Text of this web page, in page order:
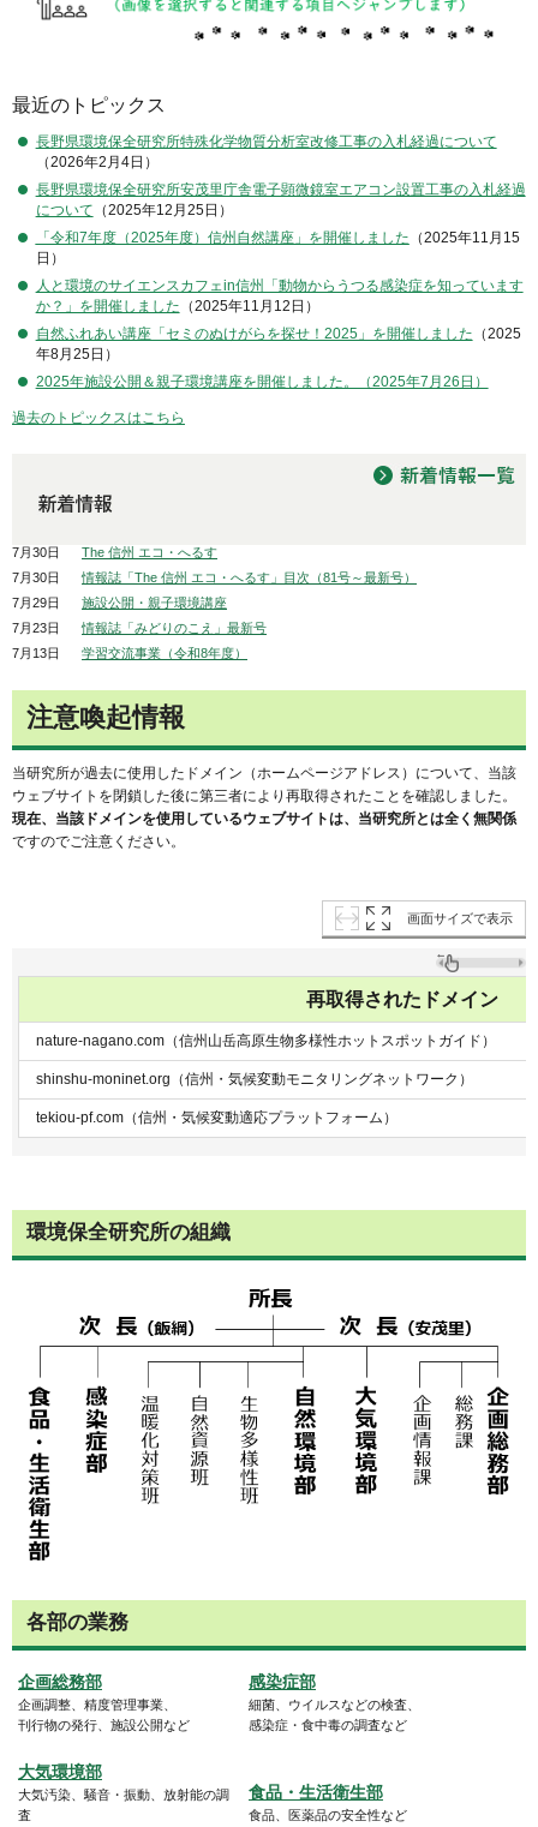
最近のトピックス
長野県環境保全研究所特殊化学物質分析室改修工事の入札経過について
（2026年2月4日）
長野県環境保全研究所安茂里庁舎電子顕微鏡室エアコン設置工事の入札経過
について （2025年12月25日）
「令和7年度（2025年度）信州自然講座」を開催しました （2025年11月15
日）
人と環境のサイエンスカフェin信州「動物からうつる感染症を知っています
か？」を開催しました （2025年11月12日）
自然ふれあい講座「セミのぬけがらを探せ！2025」を開催しました （2025
年8月25日）
2025年施設公開＆親子環境講座を開催しました。（2025年7月26日）
過去のトピックスはこちら
7月30日
The 信州 エコ・へるす
7月30日
情報誌「The 信州 エコ・へるす」目次（81号～最新号）
7月29日
施設公開・親子環境講座
7月23日
情報誌「みどりのこえ」最新号
7月13日
学習交流事業（令和8年度）
注意喚起情報
当研究所が過去に使用したドメイン（ホームページアドレス）について、当該
ウェブサイトを閉鎖した後に第三者により再取得されたことを確認しました。
現在、当該ドメインを使用しているウェブサイトは、当研究所とは全く無関係
ですのでご注意ください。
画面サイズで表示
再取得されたドメイン
nature-nagano.com（信州山岳高原生物多様性ホットスポットガイド）
shinshu-moninet.org（信州・気候変動モニタリングネットワーク）
tekiou-pf.com（信州・気候変動適応プラットフォーム）
環境保全研究所の組織
各部の業務
企画総務部
企画調整、精度管理事業、
刊行物の発行、施設公開など
感染症部
細菌、ウイルスなどの検査、
感染症・食中毒の調査など
大気環境部
大気汚染、騒音・振動、放射能の調
査
食品・生活衛生部
食品、医薬品の安全性など